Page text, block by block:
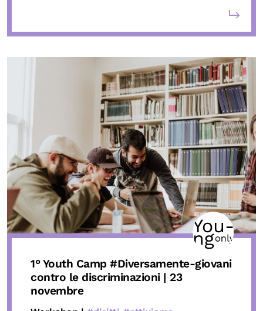
1° Youth Camp #Diversamente-giovani
contro le discriminazioni | 23
novembre